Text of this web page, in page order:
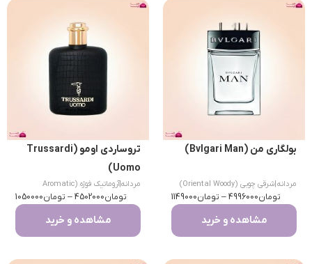
بولگاری من (Bvlgari Man)
مردانه|شرقی چوبی (Oriental Woody)
تومان4996000
– تومان1149000
مشاهده و خرید
تروساردی اومو (Trussardi
Uomo)
مردانه|
آروماتیک فوژه (Aromatic
Fougere)
تومان4502000
– تومان1050000
مشاهده و خرید